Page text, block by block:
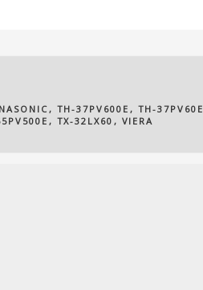
, TH-37PV600E , TH-37PV60E
, TX-32LX60 , VIERA